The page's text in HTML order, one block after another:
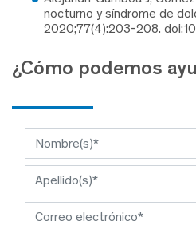
nocturno y síndrome de
2020;77(4):203-208.
¿Cómo podemos